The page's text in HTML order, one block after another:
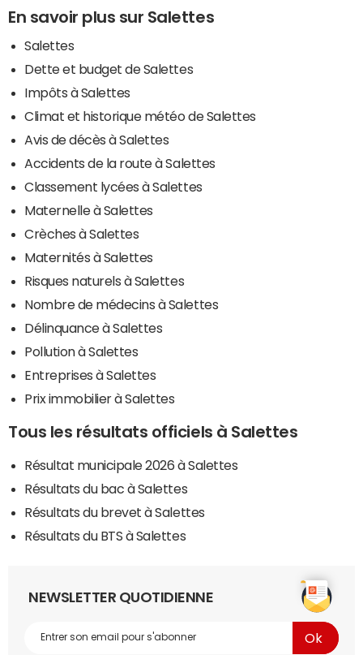
En savoir plus sur Salettes
Salettes
Dette et budget de Salettes
Impôts à Salettes
Climat et historique météo de Salettes
Avis de décès à Salettes
Accidents de la route à Salettes
Classement lycées à Salettes
Maternelle à Salettes
Crèches à Salettes
Maternités à Salettes
Risques naturels à Salettes
Nombre de médecins à Salettes
Délinquance à Salettes
Pollution à Salettes
Entreprises à Salettes
Prix immobilier à Salettes
Tous les résultats officiels à Salettes
Résultat municipale 2026 à Salettes
Résultats du bac à Salettes
Résultats du brevet à Salettes
Résultats du BTS à Salettes
NEWSLETTER QUOTIDIENNE